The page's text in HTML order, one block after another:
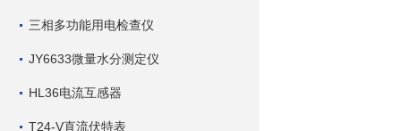
三相多功能用电检查仪
JY6633微量水分测定仪
HL36电流互感器
T24-V直流伏特表